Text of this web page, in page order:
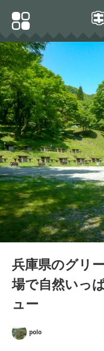
Primary
Menu
兵庫県のグリ
場で自然いっ
ュー
polo